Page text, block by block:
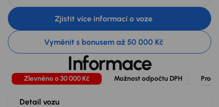
Zjistit více informací o voze
Vyměnit s bonusem až 50 000 Kč
Informace
Zlevněno o 30 000 Kč Možnost odpočtu DPH
Detail vozu